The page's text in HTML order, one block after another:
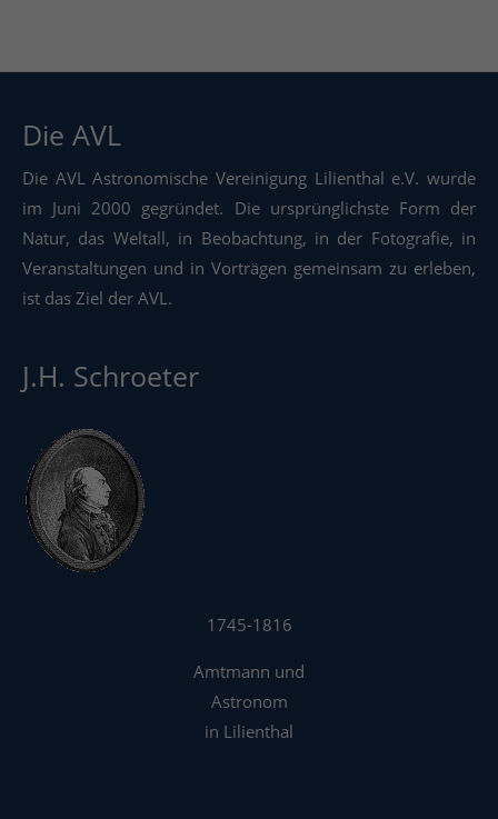
Die AVL
Die AVL Astronomische Vereinigung Lilienthal e.V. wurde
im Juni 2000 gegründet. Die ursprünglichste Form der
Natur, das Weltall, in Beobachtung, in der Fotografie, in
Veranstaltungen und in Vorträgen gemeinsam zu erleben,
ist das Ziel der AVL.
J.H. Schroeter
1745-1816
Amtmann und
Astronom
in Lilienthal